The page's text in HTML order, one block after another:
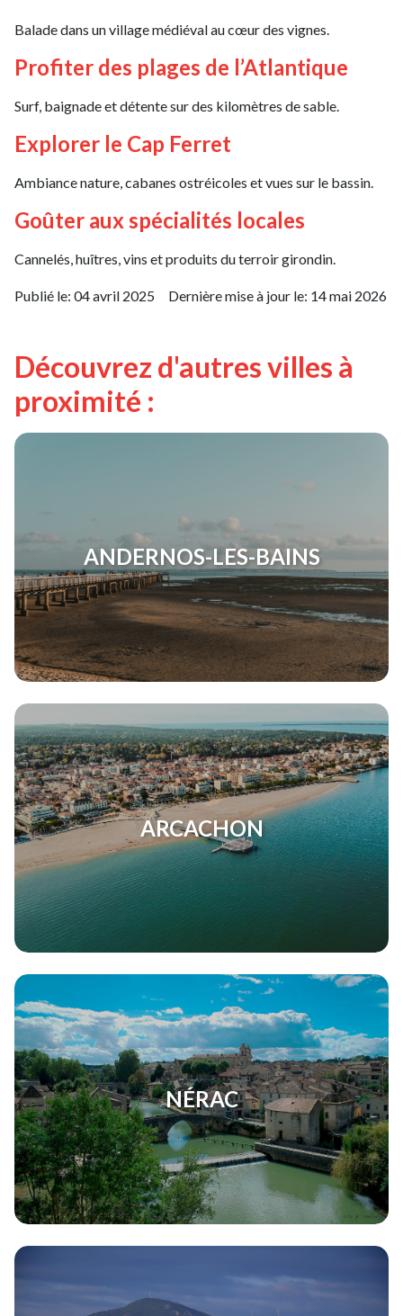
Balade dans un village médiéval au cœur des vignes.
Profiter des plages de l’Atlantique
Surf, baignade et détente sur des kilomètres de sable.
Explorer le Cap Ferret
Ambiance nature, cabanes ostréicoles et vues sur le bassin.
Goûter aux spécialités locales
Cannelés, huîtres, vins et produits du terroir girondin.
Publié le: 04 avril 2025 Dernière mise à jour le: 14 mai 2026
Découvrez d'autres villes à
proximité :
ANDERNOS-LES-BAINS
ARCACHON
NÉRAC